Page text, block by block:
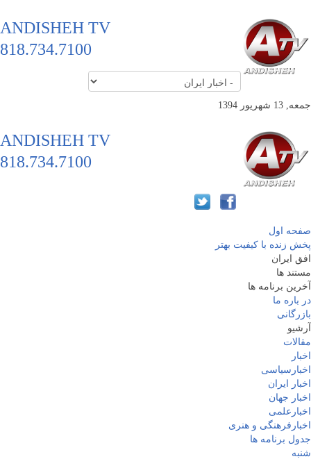
ANDISHEH TV
818.734.7100
جمعه, 13 شهریور 1394
ANDISHEH TV
818.734.7100
صفحه اول
پخش زنده با کیفیت بهتر
افق ایران
مستند ها
آخرین برنامه ها
در باره ما
بازرگانی
آرشیو
مقالات
اخبار
اخبارسیاسی
اخبار ایران
اخبار جهان
اخبارعلمی
اخبارفرهنگی و هنری
جدول برنامه ها
شنبه